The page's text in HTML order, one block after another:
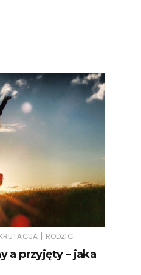
| RODZIC
a przyjęty – jaka